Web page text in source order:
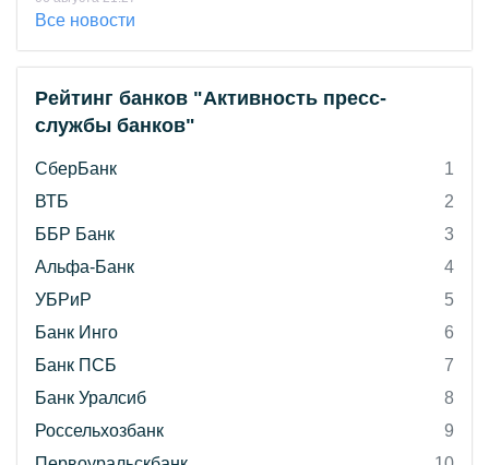
Все новости
Рейтинг банков "Активность пресс-
службы банков"
СберБанк
1
ВТБ
2
ББР Банк
3
Альфа-Банк
4
УБРиР
5
Банк Инго
6
Банк ПСБ
7
Банк Уралсиб
8
Россельхозбанк
9